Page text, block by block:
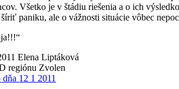
Všetko je v štádiu riešenia a o ich
paniku, ale o vážnosti situácie vôbec
Elena Liptáková
regiónu Zvolen
12 1 2011